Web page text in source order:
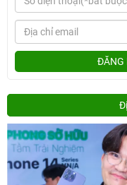
ĐĂNG